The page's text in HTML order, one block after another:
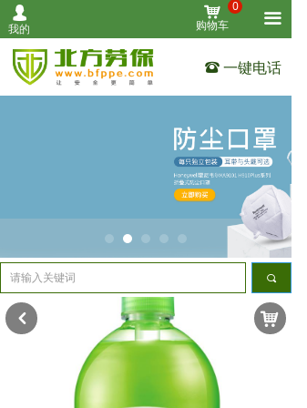
넙
我的
끀
首页
个人防护
作业防护
工业安全
其他用品
关于我们
낙
购物车
0
끠
뀰 一键电话
낙
낒